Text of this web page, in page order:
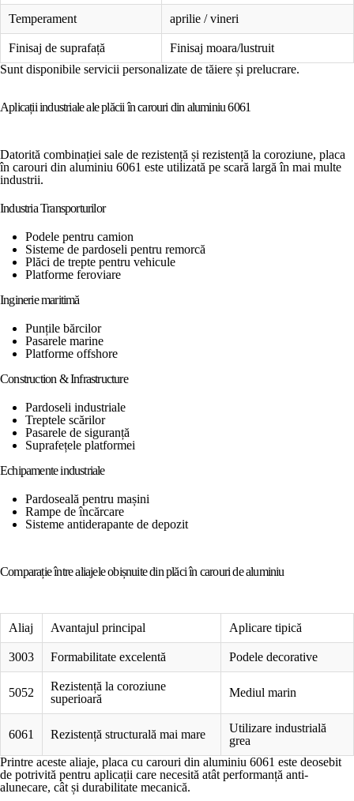
Temperament aprilie / vineri
Finisaj de suprafață
Finisaj moara/lustruit
Sunt disponibile servicii personalizate de tăiere și prelucrare.
Aplicații industriale ale plăcii în carouri din aluminiu 6061
Datorită combinației sale de rezistență și rezistență la coroziune, placa
în carouri din aluminiu 6061 este utilizată pe scară largă în mai multe
industrii.
Industria Transporturilor
Podele pentru camion
Sisteme de pardoseli pentru remorcă
Plăci de trepte pentru vehicule
Platforme feroviare
Inginerie maritimă
Punțile bărcilor
Pasarele marine
Platforme offshore
Construction & Infrastructure
Pardoseli industriale
Treptele scărilor
Pasarele de siguranță
Suprafețele platformei
Echipamente industriale
Pardoseală pentru mașini
Rampe de încărcare
Sisteme antiderapante de depozit
Comparație între aliajele obișnuite din plăci în carouri de aluminiu
Aliaj Avantajul principal Aplicare tipică
3003 Formabilitate excelentă Podele decorative
5052
Rezistență la coroziune
superioară
Mediul marin
6061 Rezistență structurală mai mare
Utilizare industrială
grea
Printre aceste aliaje, placa cu carouri din aluminiu 6061 este deosebit
de potrivită pentru aplicații care necesită atât performanță anti-
alunecare, cât și durabilitate mecanică.